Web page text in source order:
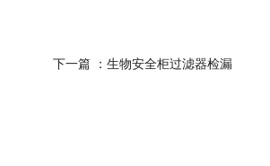
下一篇 ：生物安全柜过滤器检漏